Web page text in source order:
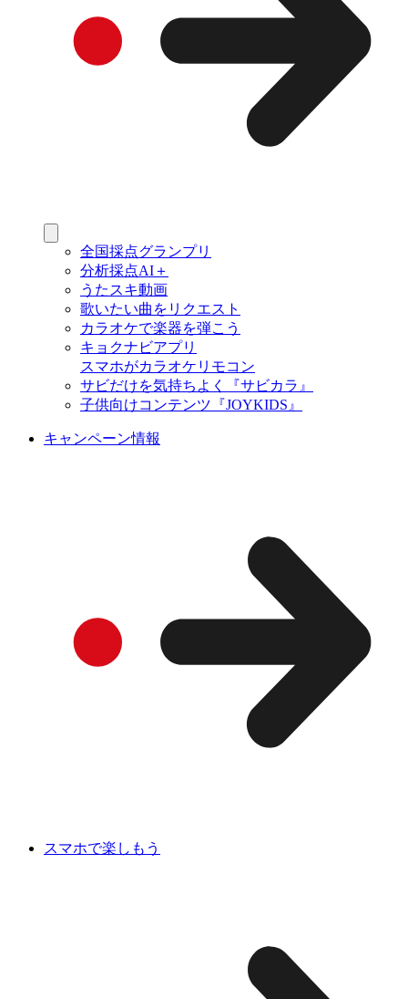
全国採点グランプリ
分析採点AI＋
うたスキ動画
歌いたい曲をリクエスト
カラオケで楽器を弾こう
キョクナビアプリ
スマホがカラオケリモコン
サビだけを気持ちよく『サビカラ』
子供向けコンテンツ『JOYKIDS』
キャンペーン情報
スマホで楽しもう